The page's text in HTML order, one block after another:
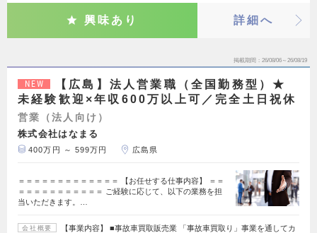
興味あり 詳細へ
掲載期間 26/08/06～26/08/19
NEW
【広島】法人営業職（全国勤務型）★
未経験歓迎×年収600万以上可／完全土日祝休
営業（法人向け）
株式会社はなまる
400万円 ～ 599万円 広島県
＝＝＝＝＝＝＝＝＝＝＝＝＝ 【お任せする仕事内容】 ＝＝
＝＝＝＝＝＝＝＝＝＝＝ ご経験に応じて、以下の業務を担
当いただきます。…
会社概要
【事業内容】 ■事故車買取販売業 「事故車買取り」事業を通してカ